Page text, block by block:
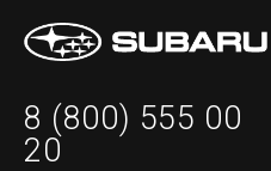
8 (800) 555 00
20